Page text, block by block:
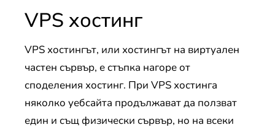
VPS хостинг
VPS хостингът, или хостингът на виртуален
частен сървър, е стъпка нагоре от
споделения хостинг. При VPS хостинга
няколко уебсайта продължават да ползват
един и същ физически сървър, но на всеки